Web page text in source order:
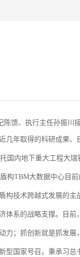
馈、执行主任孙振川接
几年取得的科研成果、
国内地下重大工程大
构TBM大数据中心目前
构技术跨越式发展的主
体系的战略支撑。目前
力；抓创新就是抓发展
型国家号召，秉承习总